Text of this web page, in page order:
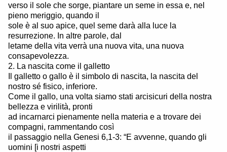
verso il sole che sorge, piantare un seme in essa e, nel
pieno meriggio, quando il
sole è al suo apice, quel seme darà alla luce la
resurrezione. In altre parole, dal
letame della vita verrà una nuova vita, una nuova
consapevolezza.
2. La nascita come il galletto
Il galletto o gallo è il simbolo di nascita, la nascita del
nostro sé fisico, inferiore.
Come il gallo, una volta siamo stati arcisicuri della nostra
bellezza e virilità, pronti
ad incarnarci pienamente nella materia e a trovare dei
compagni, rammentando così
il passaggio nella Genesi 6,1-3: “E avvenne, quando gli
uomini [i nostri aspetti